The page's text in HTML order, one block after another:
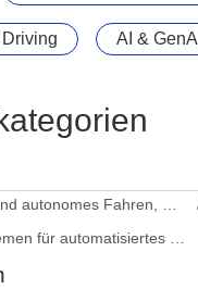
AI & GenAI